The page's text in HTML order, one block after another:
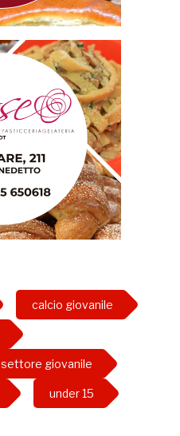
calcio giovanile
settore giovanile
under 15